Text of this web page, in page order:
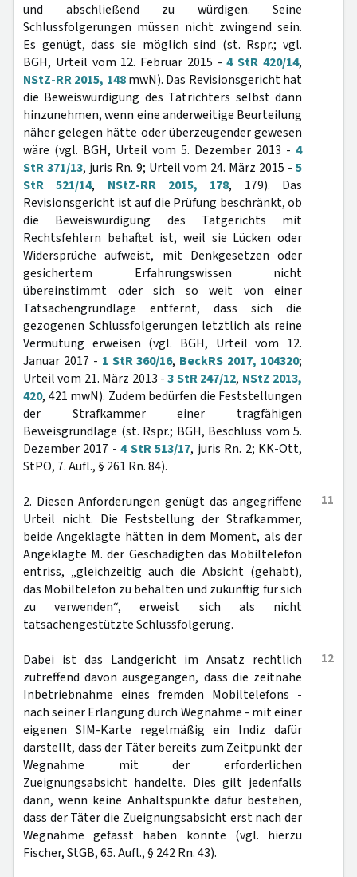
und abschließend zu würdigen. Seine
Schlussfolgerungen müssen nicht zwingend sein.
Es genügt, dass sie möglich sind (st. Rspr.; vgl.
BGH, Urteil vom 12. Februar 2015 -4 StR 420/14,
NStZ-RR 2015, 148mwN). Das Revisionsgericht hat
die Beweiswürdigung des Tatrichters selbst dann
hinzunehmen, wenn eine anderweitige Beurteilung
näher gelegen hätte oder überzeugender gewesen
wäre (vgl. BGH, Urteil vom 5. Dezember 2013 - 4
StR 371/13, juris Rn. 9; Urteil vom 24. März 2015 -5
StR 521/14, NStZ-RR 2015, 178, 179). Das
Revisionsgericht ist auf die Prüfung beschränkt, ob
die Beweiswürdigung des Tatgerichts mit
Rechtsfehlern behaftet ist, weil sie Lücken oder
Widersprüche aufweist, mit Denkgesetzen oder
gesichertem Erfahrungswissen nicht
übereinstimmt oder sich so weit von einer
Tatsachengrundlage entfernt, dass sich die
gezogenen Schlussfolgerungen letztlich als reine
Vermutung erweisen (vgl. BGH, Urteil vom 12.
Januar 2017 - 1 StR 360/16, BeckRS 2017, 104320;
Urteil vom 21. März 2013 -3 StR 247/12, NStZ 2013,
420, 421 mwN). Zudem bedürfen die Feststellungen
der Strafkammer einer tragfähigen
Beweisgrundlage (st. Rspr.; BGH, Beschluss vom 5.
Dezember 2017 -4 StR 513/17, juris Rn. 2; KK-Ott,
StPO, 7. Aufl., § 261 Rn. 84).
11
2. Diesen Anforderungen genügt das angegriffene
Urteil nicht. Die Feststellung der Strafkammer,
beide Angeklagte hätten in dem Moment, als der
Angeklagte M. der Geschädigten das Mobiltelefon
entriss, „gleichzeitig auch die Absicht (gehabt),
das Mobiltelefon zu behalten und zukünftig für sich
zu verwenden“, erweist sich als nicht
tatsachengestützte Schlussfolgerung.
12
Dabei ist das Landgericht im Ansatz rechtlich
zutreffend davon ausgegangen, dass die zeitnahe
Inbetriebnahme eines fremden Mobiltelefons -
nach seiner Erlangung durch Wegnahme - mit einer
eigenen SIM-Karte regelmäßig ein Indiz dafür
darstellt, dass der Täter bereits zum Zeitpunkt der
Wegnahme mit der erforderlichen
Zueignungsabsicht handelte. Dies gilt jedenfalls
dann, wenn keine Anhaltspunkte dafür bestehen,
dass der Täter die Zueignungsabsicht erst nach der
Wegnahme gefasst haben könnte (vgl. hierzu
Fischer, StGB, 65. Aufl., § 242 Rn. 43).